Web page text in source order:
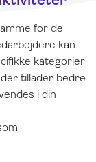
for de
kan
kategorier
tillader bedre
i din